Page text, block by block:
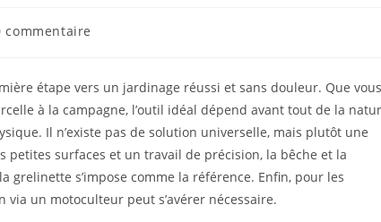
commentaire
étape vers un jardinage réussi et sans douleur. Que vous
à la campagne, l’outil idéal dépend avant tout de la
Il n’existe pas de solution universelle, mais plutôt une
petites surfaces et un travail de précision, la bêche et la
s’impose comme la référence. Enfin, pour les
un motoculteur peut s’avérer nécessaire.